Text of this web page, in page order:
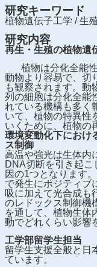
研究キーワード
植物遺伝子工学 / 生
研究内容
再生・生殖の植物遺
植物は分化全能
動物より容易で、切
も観察されます。動
列の細胞は分化全能
れている機構も多く
いて、植物の特異性
いくために、植物の
環境変動化下におけ
ス制御
高温や強光は生体内
DNA切断を引き起
因の1つとなります
で発生にポジティブ
吸に加えて光合成も
のレドックス制御機
を通して、植物生体
動でどれくらい影響
工学部留学生担当
留学生支援全般と日
ています。